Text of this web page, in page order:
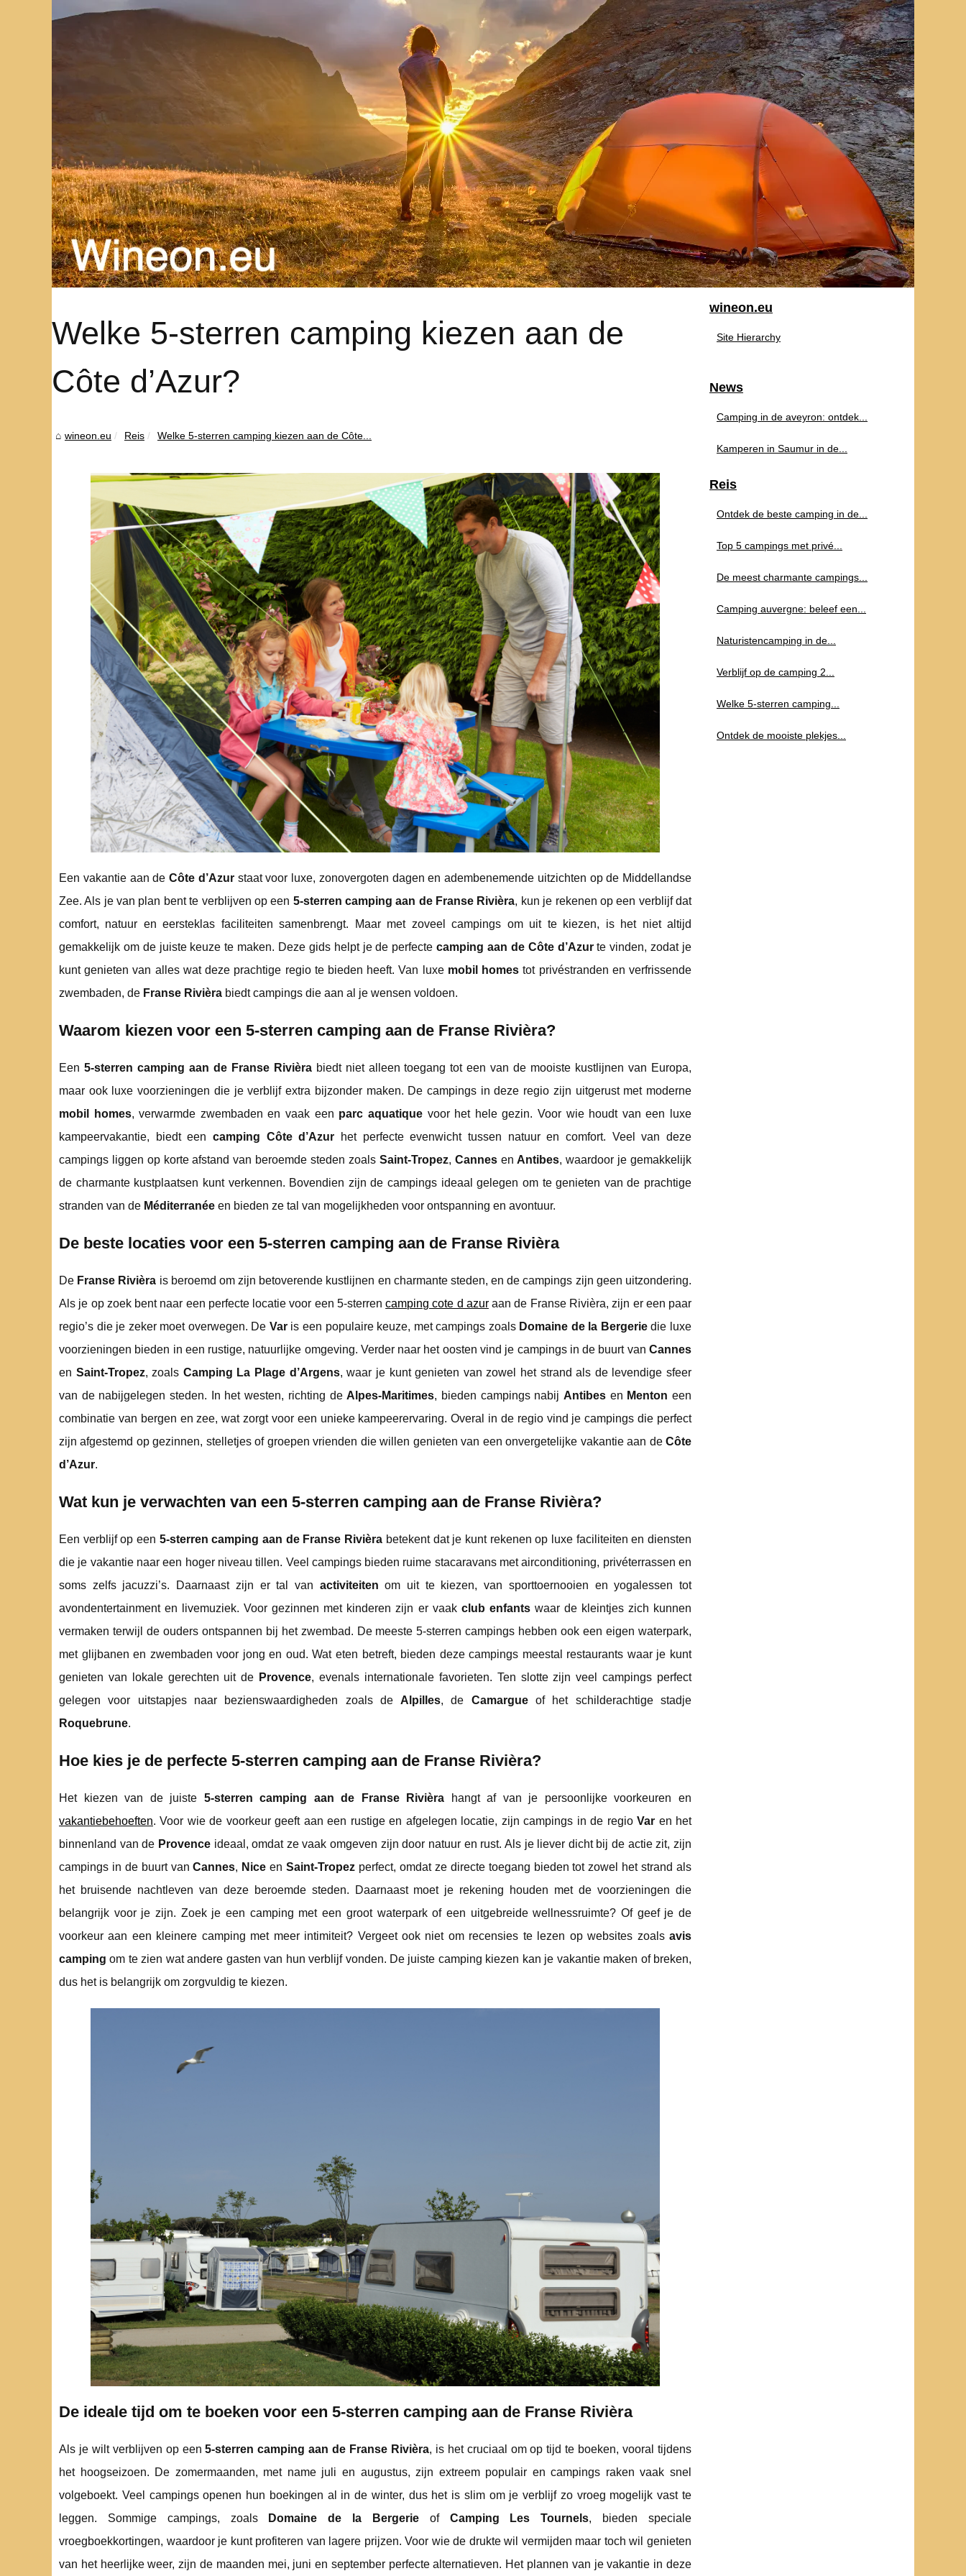
Welke 5-sterren camping kiezen aan de
Côte d’Azur?
wineon.eu Reis Welke 5-sterren camping kiezen aan de Côte...
Een vakantie aan de Côte d’Azurstaat voor luxe, zonovergoten dagen en adembenemende uitzichten op de Middellandse
Zee. Als je van plan bent te verblijven op een 5-sterren camping aan de Franse Rivièra, kun je rekenen op een verblijf dat
comfort, natuur en eersteklas faciliteiten samenbrengt. Maar met zoveel campings om uit te kiezen, is het niet altijd
gemakkelijk om de juiste keuze te maken. Deze gids helpt je de perfectecamping aan de Côte d’Azurte vinden, zodat je
kunt genieten van alles wat deze prachtige regio te bieden heeft. Van luxe mobil homes tot privéstranden en verfrissende
zwembaden, de Franse Rivièra biedt campings die aan al je wensen voldoen.
Waarom kiezen voor een 5-sterren camping aan de Franse Rivièra?
Een 5-sterren camping aan de Franse Rivièrabiedt niet alleen toegang tot een van de mooiste kustlijnen van Europa,
maar ook luxe voorzieningen die je verblijf extra bijzonder maken. De campings in deze regio zijn uitgerust met moderne
mobil homes, verwarmde zwembaden en vaak een parc aquatiquevoor het hele gezin. Voor wie houdt van een luxe
kampeervakantie, biedt een camping Côte d’Azur het perfecte evenwicht tussen natuur en comfort. Veel van deze
campings liggen op korte afstand van beroemde steden zoals Saint-Tropez, Cannesen Antibes, waardoor je gemakkelijk
de charmante kustplaatsen kunt verkennen. Bovendien zijn de campings ideaal gelegen om te genieten van de prachtige
stranden van de Méditerranée en bieden ze tal van mogelijkheden voor ontspanning en avontuur.
De beste locaties voor een 5-sterren camping aan de Franse Rivièra
De Franse Rivièra is beroemd om zijn betoverende kustlijnen en charmante steden, en de campings zijn geen uitzondering.
Als je op zoek bent naar een perfecte locatie voor een 5-sterrencamping cote d azuraan de Franse Rivièra, zijn er een paar
regio’s die je zeker moet overwegen. De Varis een populaire keuze, met campings zoals Domaine de la Bergeriedie luxe
voorzieningen bieden in een rustige, natuurlijke omgeving. Verder naar het oosten vind je campings in de buurt van Cannes
en Saint-Tropez, zoals Camping La Plage d’Argens, waar je kunt genieten van zowel het strand als de levendige sfeer
van de nabijgelegen steden. In het westen, richting de Alpes-Maritimes, bieden campings nabij Antibesen Menton een
combinatie van bergen en zee, wat zorgt voor een unieke kampeerervaring. Overal in de regio vind je campings die perfect
zijn afgestemd op gezinnen, stelletjes of groepen vrienden die willen genieten van een onvergetelijke vakantie aan de Côte
d’Azur.
Wat kun je verwachten van een 5-sterren camping aan de Franse Rivièra?
Een verblijf op een 5-sterren camping aan de Franse Rivièra betekent dat je kunt rekenen op luxe faciliteiten en diensten
die je vakantie naar een hoger niveau tillen. Veel campings bieden ruime stacaravans met airconditioning, privéterrassen en
soms zelfs jacuzzi’s. Daarnaast zijn er tal van activiteiten om uit te kiezen, van sporttoernooien en yogalessen tot
avondentertainment en livemuziek. Voor gezinnen met kinderen zijn er vaak club enfantswaar de kleintjes zich kunnen
vermaken terwijl de ouders ontspannen bij het zwembad. De meeste 5-sterren campings hebben ook een eigen waterpark,
met glijbanen en zwembaden voor jong en oud. Wat eten betreft, bieden deze campings meestal restaurants waar je kunt
genieten van lokale gerechten uit de Provence, evenals internationale favorieten. Ten slotte zijn veel campings perfect
gelegen voor uitstapjes naar bezienswaardigheden zoals de Alpilles, de Camargueof het schilderachtige stadje
Roquebrune.
Hoe kies je de perfecte 5-sterren camping aan de Franse Rivièra?
Het kiezen van de juiste 5-sterren camping aan de Franse Rivièra hangt af van je persoonlijke voorkeuren en
vakantiebehoeften. Voor wie de voorkeur geeft aan een rustige en afgelegen locatie, zijn campings in de regioVar en het
binnenland van de Provenceideaal, omdat ze vaak omgeven zijn door natuur en rust. Als je liever dicht bij de actie zit, zijn
campings in de buurt vanCannes, Nice enSaint-Tropez perfect, omdat ze directe toegang bieden tot zowel het strand als
het bruisende nachtleven van deze beroemde steden. Daarnaast moet je rekening houden met de voorzieningen die
belangrijk voor je zijn. Zoek je een camping met een groot waterpark of een uitgebreide wellnessruimte? Of geef je de
voorkeur aan een kleinere camping met meer intimiteit? Vergeet ook niet om recensies te lezen op websites zoals avis
camping om te zien wat andere gasten van hun verblijf vonden. De juiste camping kiezen kan je vakantie maken of breken,
dus het is belangrijk om zorgvuldig te kiezen.
De ideale tijd om te boeken voor een 5-sterren camping aan de Franse Rivièra
Als je wilt verblijven op een5-sterren camping aan de Franse Rivièra, is het cruciaal om op tijd te boeken, vooral tijdens
het hoogseizoen. De zomermaanden, met name juli en augustus, zijn extreem populair en campings raken vaak snel
volgeboekt. Veel campings openen hun boekingen al in de winter, dus het is slim om je verblijf zo vroeg mogelijk vast te
leggen. Sommige campings, zoals
Domaine de la Bergerieof Camping Les Tournels, bieden speciale
vroegboekkortingen, waardoor je kunt profiteren van lagere prijzen. Voor wie de drukte wil vermijden maar toch wil genieten
van het heerlijke weer, zijn de maanden mei, juni en september perfecte alternatieven. Het plannen van je vakantie in deze
wineon.eu
Site Hierarchy
News
Camping in de aveyron: ontdek...
Kamperen in Saumur in de...
Reis
Ontdek de beste camping in de...
Top 5 campings met privé...
De meest charmante campings...
Camping auvergne: beleef een...
Naturistencamping in de...
Verblijf op de camping 2...
Welke 5-sterren camping...
Ontdek de mooiste plekjes...